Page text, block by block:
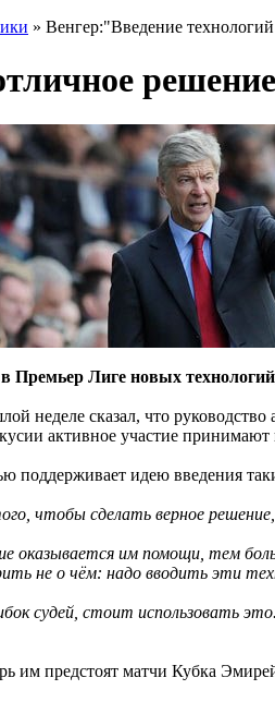
» Венгер:"Введение
Премьер Лиге новых
сказал, что руководство
активное участие
поддерживает идею введения
чтобы сделать верное
им помощи, тем
не о чём: надо вводить эти
судей, стоит использовать
им предстоят матчи Кубка